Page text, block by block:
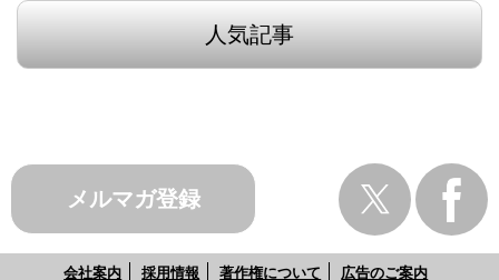
人気記事
メルマガ登録
会社案内 採用情報 著作権について 広告のご案内